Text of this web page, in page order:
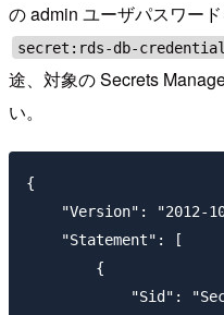
の admin ユーザパスワード
secret:rds-db-
途、対象の Secrets
い。
{
"Version": "2012-
    "Statement": [
        {
"Sid":